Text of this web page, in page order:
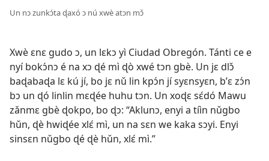
Un nɔ zunkɔ́ta ɖaxó ɔ nú xwè atɔn mɔ̌
Xwè ɛnɛ gudo ɔ, un lɛkɔ yì Ciudad Obregón. Tánti ce e
nyí bokɔ́nɔ é na xɔ ɖé mì ɖò xwé tɔn gbè. Un jɛ dlɔ̌
baɖabaɖa lɛ kú jí, bo jɛ nǔ lin kpɔ́n jí syɛnsyɛn, b’ɛ zɔ́n
bɔ un ɖó linlin mɛɖée huhu tɔn. Un xoɖɛ sɛ́dó Mawu
zǎnmɛ gbè ɖokpo, bo ɖɔ: “Aklunɔ, enyi a tíìn nǔgbo
hǔn, ɖè hwiɖée xlɛ́ mì, un na sɛn we kaka sɔyi. Enyi
sinsɛn nǔgbo ɖé ɖè hǔn, xlɛ́ mì.”